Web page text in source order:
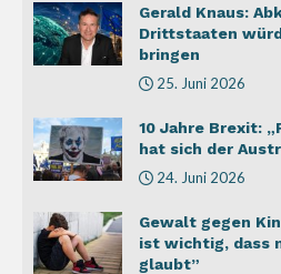
Gerald Knaus:
Drittstaaten
bringen
25. Juni 2026
10 Jahre Brexit:
hat sich der
24. Juni 2026
Gewalt gegen
ist wichtig, dass
glaubt”